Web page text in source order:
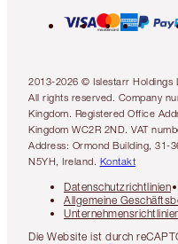
2013-2026 © Islestarr Holdings
All rights reserved. Company
Kingdom. Registered Office
Kingdom WC2R 2ND. VAT
Address: Ormond Building, 31-
N5YH, Ireland.
Kontakt
Datenschutzrichtlinien
Allgemeine
Die Website ist durch